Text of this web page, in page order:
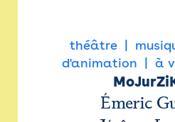
théâtre
d'animation
à
Émeric